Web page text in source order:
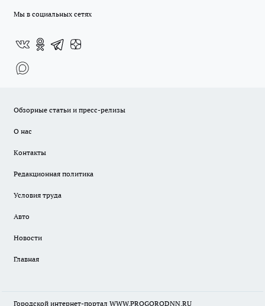
Мы в социальных сетях
Обзорные статьи и пресс-релизы
О нас
Контакты
Редакционная политика
Условия труда
Авто
Новости
Главная
Городской интернет-портал WWW.PROGORODNN.RU